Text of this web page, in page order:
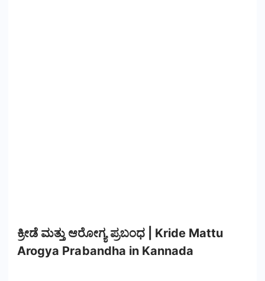
ಕ್ರೀಡೆ ಮತ್ತು ಆರೋಗ್ಯ ಪ್ರಬಂಧ | Kride Mattu
Arogya Prabandha in Kannada